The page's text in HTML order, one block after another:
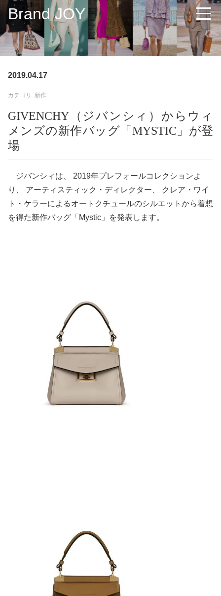
Brand JOY
2019.04.17
カテゴリ: 新作
GIVENCHY（ジバンシィ）からウィ
メンズの新作バッグ「MYSTIC」が登
場
ジバンシィは、 2019年プレフォールコレクションよ
り、 アーティスティック・ディレクター、 クレア・ワイ
ト・ケラーによるオートクチュールのシルエットから着想
を得た新作バッグ「Mystic」を発表します。